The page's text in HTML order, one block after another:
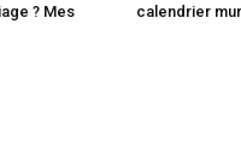
? Mes
calendrier